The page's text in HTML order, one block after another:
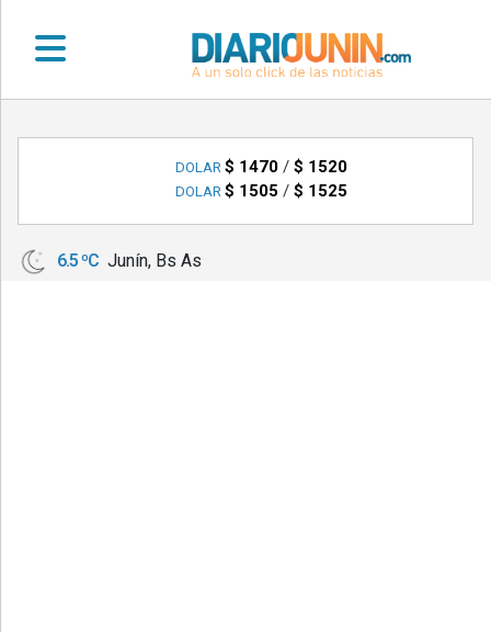
•
LOCALES
•
DOLAR $ 1470/ $ 1520
DOLAR $ 1505 / $ 1525
6.5 ºC Junín, Bs As